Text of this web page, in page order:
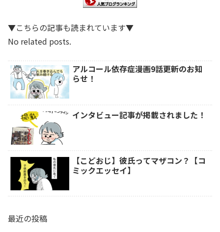
▼こちらの記事も読まれています▼
No related posts.
アルコール依存症漫画9話更新のお知
らせ！
インタビュー記事が掲載されました！
【こどおじ】彼氏ってマザコン？【コ
ミックエッセイ】
最近の投稿